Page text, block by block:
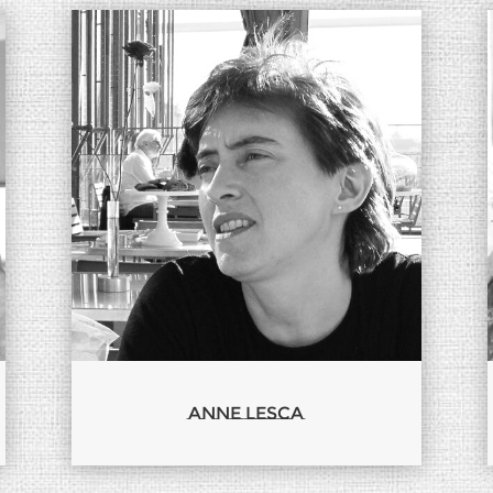
Anne Lesca
Anne Lesca
Biographie & Galerie